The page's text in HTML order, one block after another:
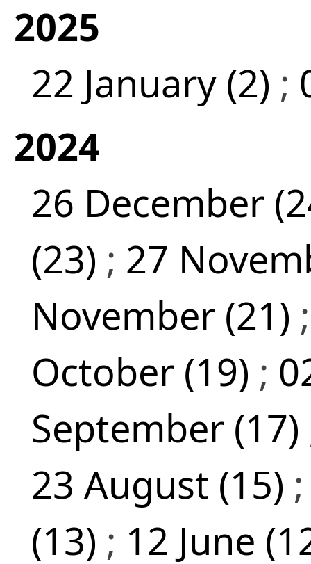
2025
22 January (2) ;
2024
26 December
(23) ; 27
November (21)
October (19) ;
September (17)
23 August (15)
(13) ; 12 June